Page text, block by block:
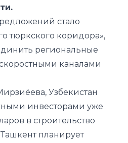
стало
тюркского коридора»,
региональные
каналами
Узбекистан
инвесторами уже
в строительство
планирует